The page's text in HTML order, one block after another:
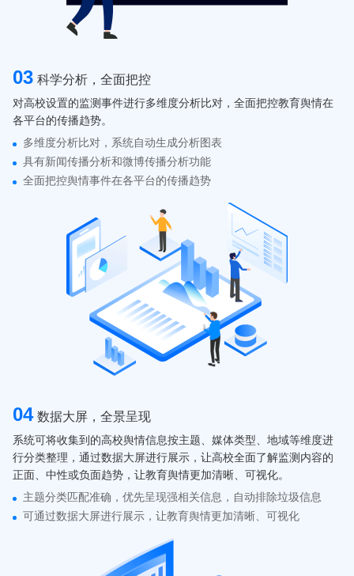
03 科学分析，全面把控
对高校设置的监测事件进行多维度分析比对，全面把控教育舆情在
各平台的传播趋势。
多维度分析比对，系统自动生成分析图表
具有新闻传播分析和微博传播分析功能
全面把控舆情事件在各平台的传播趋势
04 数据大屏，全景呈现
系统可将收集到的高校舆情信息按主题、媒体类型、地域等维度进
行分类整理，通过数据大屏进行展示，让高校全面了解监测内容的
正面、中性或负面趋势，让教育舆情更加清晰、可视化。
主题分类匹配准确，优先呈现强相关信息，自动排除垃圾信息
可通过数据大屏进行展示，让教育舆情更加清晰、可视化